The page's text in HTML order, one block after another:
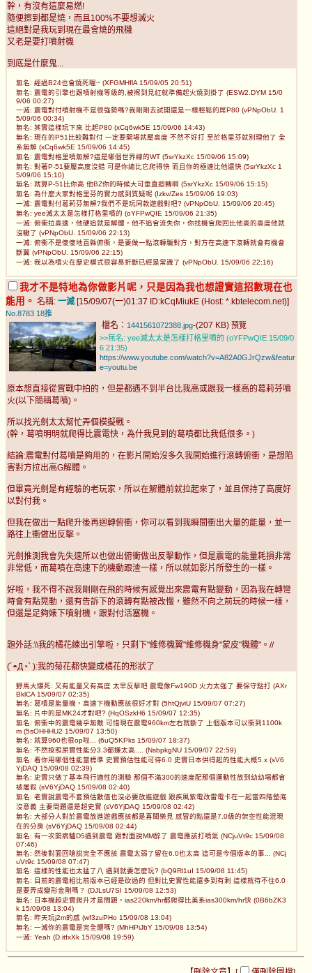
幹，有沒有這麼易燃!
隨便擦到都是燒，而且100%不要想滅火
這絕對是我玩到現在最會燒的飛機
又老是要打噴射機
到底是什麼鬼...
無名: 經過B24也會燒死喔~ (XFGMHflA 15/09/05 20:51)
無名: 震電的引擎也跟噴射機等級的,被擦到見紅就準備起火燒到掛了 (ESW2.DYM 15/0
9/06 00:27)
一滅: 震電對付噴射機不是很強勢嗎?我剛剛去試開還是一樣輕鬆的屌P80 (vPNpObU. 1
5/09/06 00:34)
無名: 其實這樣玩下來 比起P80 (xCq6wk5E 15/09/06 14:43)
無名: 現在的P51比較難對付 一定要開場就壓高度 不然不好打 至於格里芬就別理他了 全
系無解 (xCq6wk5E 15/09/06 14:45)
無名: 震電對格里噴無解?這是哪個世界線的WT (5srYkzXc 15/09/06 15:09)
無名: 對著P-51要壓高度沒錯 可是你總比它爬得快 而且你的極速比他還快 (5srYkzXc 1
5/09/06 15:10)
無名: 就算P-51比你高 他BZ你的時候大可垂直迴轉啊 (5srYkzXc 15/09/06 15:15)
無名: 為什麼大家對格里芬的實力感到質疑呢 (Izkv/Zes 15/09/06 19:03)
一滅: 震電對付葛莉芬無解?我們不是玩同款遊戲對吧? (vPNpObU. 15/09/06 20:45)
無名: yee滅太太是怎樣打格里噴的 (oYFPwQIE 15/09/06 21:35)
一滅: 俯衝拉高速，他硬追就是解體，他不追會流失你，你找機會爬回比他高的高度他就
沒轍了 (vPNpObU. 15/09/06 22:13)
一滅: 俯衝不是傻傻地直縣俯衝，是要做一點滾轉騙對方，對方在高速下滾轉就會有機會
斷翼 (vPNpObU. 15/09/06 22:15)
一滅: 我以為噴火在歷史模式很容易折斷已經是常識了 (vPNpObU. 15/09/06 22:16)
我才不是特地為你做影片呢，只是因為我也想證實這招數現在也
能用。 名稱: 一滅 [15/09/07(一)01:37 ID:kCqMiukE (Host: *.kbtelecom.net)]
No.8783 18推
檔名： 1441561072388.jpg-(207 KB) 預覽
>>無名: yee滅太太是怎樣打格里噴的 (oYFPwQIE 15/09/0
6 21:35)
https://www.youtube.com/watch?v=A82A0GJrQzw&featur
e=youtu.be
原本想直接從實戰中拍的，但是都遇不到半台比我高或跟我一樣高的葛莉芬噴
火(以下簡稱葛噴)。
所以找光劍太太幫忙弄個模擬戰。
(幹，葛噴明明就爬得比震電快，為什我見到的葛噴都比我低很多。)
結論:震電對付葛噴是夠用的，在影片開始沒多久我開始進行滾轉俯衝，是想陷
害對方拉出高G解體。
但畢竟光劍是有經驗的老玩家，所以在解體前就拉起來了，並且保持了高度好
以對付我。
但我在做出一點爬升後再迴轉俯衝，你可以看到我瞬間衝出大量的能量，並一
路往上衝做出反擊。
光劍推測我會先失速所以也做出俯衝做出反擊動作，但是震電的能量耗損非常
非常低，而葛噴在高速下的機動跟渣一樣，所以就如影片所發生的一樣。
好啦，我不得不說我剛剛在飛的時候有感覺出來震電有點變動，因為我在轉彎
時會有點晃動，還有告訴下的滾轉有點被改慢，雖然不向之前玩的時候一樣，
但還是足夠婊下噴射機，跟對付活塞機。
題外話:\\我的橘花練出引擎啦，只剩下"維修機翼"維修機身"蒙皮"機體"。//
(´◓Д◔` ):我的菊花都快變成橘花的形狀了
野馬大爆死: 又有能量又有高度 太早反擊吧 震電像Fw190D 火力太強了 要保守點打 (AXr
BklCA 15/09/07 02:35)
無名: 葛噴是能量機，高速下機動應該很好才對 (5htQjviU 15/09/07 07:27)
無名: 片中的是MK24才對吧? (HqOSzkH6 15/09/07 12:35)
無名: 俯衝中的震電幾乎無敵 可惜現在震電960km左右就斷了 上個版本可以衝到1100k
m (5sOHHHU2 15/09/07 13:50)
無名: 就算960也很op啦... (6uQ5KPks 15/09/07 18:37)
無名: 不然按照屎實性能分3.3都嫌太高.... (NsbpkgNU 15/09/07 22:59)
無名: 看你用哪個性能當標準 史實預估性能可待6.0 史實日本供得起的性能大概5.x (sV6
YjDAQ 15/09/08 02:39)
無名: 史實只做了基本飛行適性的測驗 那個不滿300的速度配那個運動性放到幼幼場都會
被屠殺 (sV6YjDAQ 15/09/08 02:40)
無名: 老實說震電不套預估數值也沒必要放進遊戲 跟疾風紫電改雷電卡在一起當四階墊底
沒意義 主要問題還是超史實 (sV6YjDAQ 15/09/08 02:42)
無名: 大部分人對於震電放進遊戲應該都是喜聞樂見 感冒的點還是7.0級的架空性能混現
在的分房 (sV6YjDAQ 15/09/08 02:44)
無名: 有一次開病驢D5遇到震電 跟對面說MM醉了 震電應該打噴氣 (NCjuVt9c 15/09/08
07:46)
無名: 然後對面回嗆說完全不應該 震電太弱了留在6.0也太高 這可是今個版本的事... (NCj
uVt9c 15/09/08 07:47)
無名: 這樣的性能也太猛了八 遇到就要怎麼玩? (bQ9Rl1uI 15/09/08 11:45)
無名: 目前的震電相比前版本已經是砍過的 但對比史實性能還多到有剩 這樣就待不住6.0
是要弄成變形金剛嗎？ (DJLsU7SI 15/09/08 12:53)
無名: 日本機超史實爬升才是問題，ias220km/hr都爬得比美系ias300km/hr快 (0B6bZK3
k 15/09/08 13:04)
無名: 昨天玩j2m的感 (wf3zuPHo 15/09/08 13:04)
無名: 一滅你的震電是完全體嗎? (MhHPiJbY 15/09/08 13:54)
一滅: Yeah (D.itfxXk 15/09/08 19:59)